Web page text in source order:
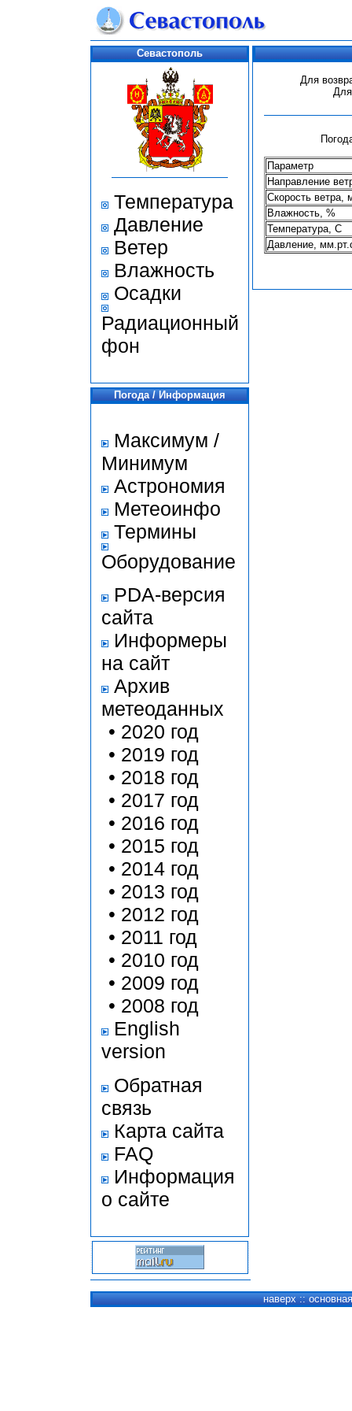
Севастополь
Температура
Давление
Ветер
Влажность
Осадки
Радиационный
фон
Погода / Информация
Максимум /
Минимум
Астрономия
Метеоинфо
Термины
Оборудование
PDA-версия
сайта
Информеры
на сайт
Архив
метеоданных
• 2020 год
• 2019 год
• 2018 год
• 2017 год
• 2016 год
• 2015 год
• 2014 год
• 2013 год
• 2012 год
• 2011 год
• 2010 год
• 2009 год
• 2008 год
English
version
Обратная
связь
Карта сайта
FAQ
Информация
о сайте
Для
Параметр
Направление
Скорость ветра,
Влажность, %
Температура, С
Давление,
наверх ::основная